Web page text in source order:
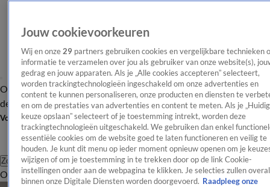
OverzichtAfleveringen Entertainment TV Algemeen
Tip
de redactieNieuwsbrief
Volg Shownieuws
Zoeken
OverzichtEntertainmentSpraakmakendRealityCrimeVideo's
Jouw cookievoorkeuren
Wij en onze 29 partners gebruiken cookies en vergelijkbare technieken
informatie te verzamelen over jou als gebruiker van onze website(s),
gedrag en jouw apparaten. Als je „Alle cookies accepteren” selecteert,
worden trackingtechnologieën ingeschakeld om onze advertenties en
content te kunnen personaliseren, onze producten en diensten te
en om de prestaties van advertenties en content te meten. Als je
keuze opslaan” selecteert of je toestemming intrekt, worden deze
trackingtechnologieën uitgeschakeld. We gebruiken dan enkel
essentiële cookies om de website goed te laten functioneren en veilig te
houden. Je kunt dit menu op ieder moment opnieuw openen om je
wijzigen of om je toestemming in te trekken door op de link Cookie-
instellingen onder aan de webpagina te klikken. Je selecties zullen overal
binnen onze Digitale Diensten worden doorgevoerd. Raadpleeg onze